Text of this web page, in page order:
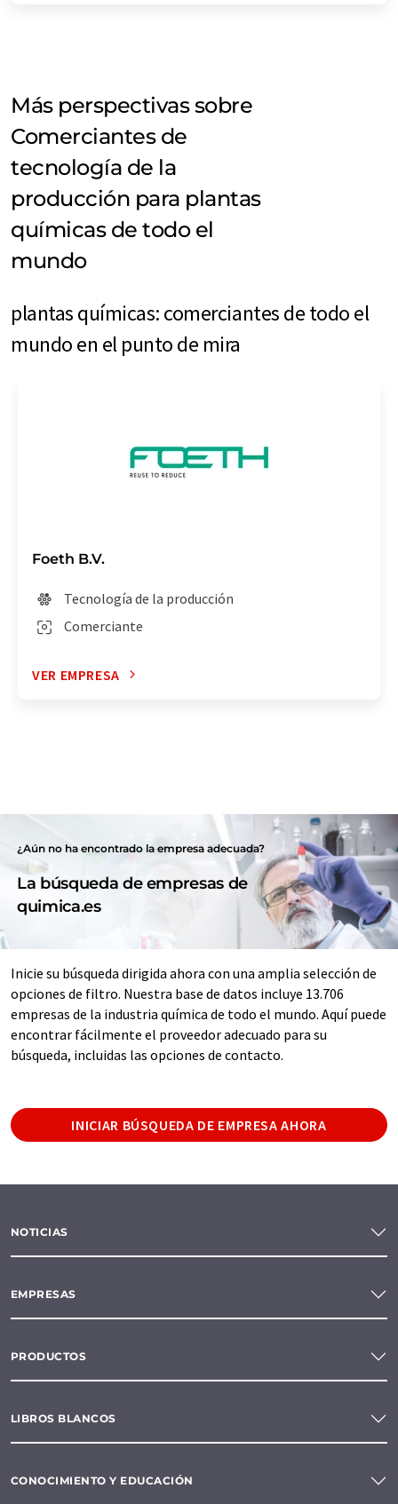
Más perspectivas sobre
Comerciantes de
tecnología de la
producción para plantas
químicas de todo el
mundo
plantas químicas: comerciantes de todo el
mundo en el punto de mira
Foeth B.V.
Tecnología de la producción
Comerciante
VER EMPRESA
¿Aún no ha encontrado la empresa adecuada?
La búsqueda de empresas de
quimica.es
Inicie su búsqueda dirigida ahora con una amplia selección de
opciones de filtro. Nuestra base de datos incluye 13.706
empresas de la industria química de todo el mundo. Aquí puede
encontrar fácilmente el proveedor adecuado para su
búsqueda, incluidas las opciones de contacto.
INICIAR BÚSQUEDA DE EMPRESA AHORA
NOTICIAS
EMPRESAS
PRODUCTOS
LIBROS BLANCOS
CONOCIMIENTO Y EDUCACIÓN